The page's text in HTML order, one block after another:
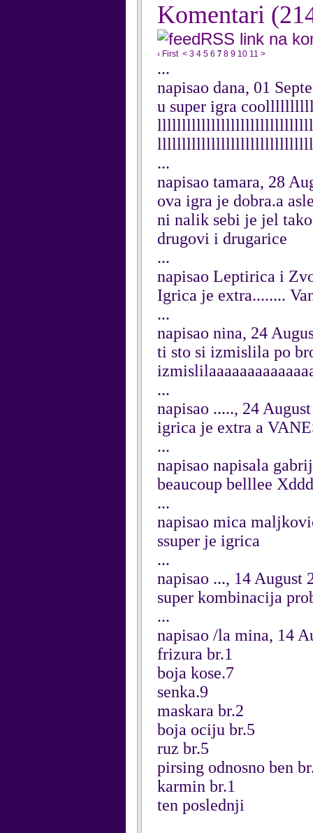
Komentari
RSS link na
‹ First < 3 4 5 6 7 8 9 10 11 >
...
napisao dana, 01
u super igra
lllllllllllllllllllllllllllllllllll
...
napisao tamara, 28
ova igra je dobra.a
ni nalik sebi je jel tako
drugovi i drugarice
...
napisao Leptirica i
Igrica je extra........
...
napisao nina, 24
ti sto si izmislila po
...
napisao ....., 24
igrica je extra a
...
napisao napisala
beaucoup belllee
...
napisao mica
ssuper je igrica
...
napisao ..., 14 August
super kombinacija
...
napisao /la mina, 14
frizura br.1
boja kose.7
senka.9
maskara br.2
boja ociju br.5
ruz br.5
pirsing odnosno ben
karmin br.1
ten poslednji